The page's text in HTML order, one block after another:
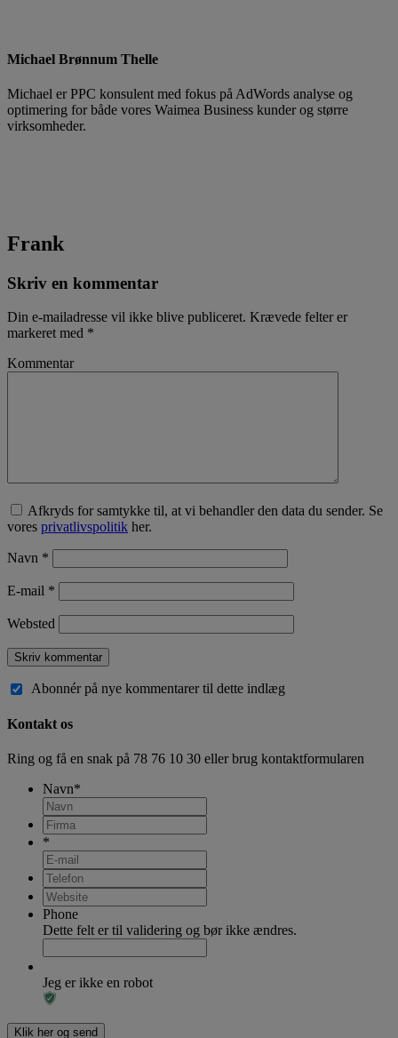
Michael Brønnum Thelle
Michael er PPC konsulent med fokus på AdWords analyse og
optimering for både vores Waimea Business kunder og større
virksomheder.
Frank
Skriv en kommentar
Din e-mailadresse vil ikke blive publiceret. Krævede felter er
markeret med *
Kommentar
Afkryds for samtykke til, at vi behandler den data du sender. Se
vores privatlivspolitik her.
Navn *
E-mail *
Websted
Abonnér på nye kommentarer til dette indlæg
Kontakt os
Ring og få en snak på 78 76 10 30 eller brug kontaktformularen
Navn*
*
Phone
Dette felt er til validering og bør ikke ændres.
Jeg er ikke en robot